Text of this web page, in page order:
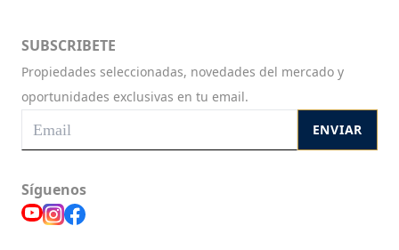
SUBSCRIBETE
Propiedades seleccionadas, novedades del mercado y
oportunidades exclusivas en tu email.
ENVIAR
Síguenos